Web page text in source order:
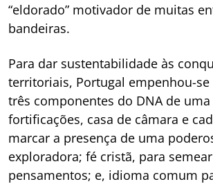
“eldorado” motivador de muitas
bandeiras.
Para dar sustentabilidade às
territoriais, Portugal empenhou-
três componentes do DNA de
fortificações, casa de câmara e
marcar a presença de uma
exploradora; fé cristã, para
pensamentos; e, idioma comum